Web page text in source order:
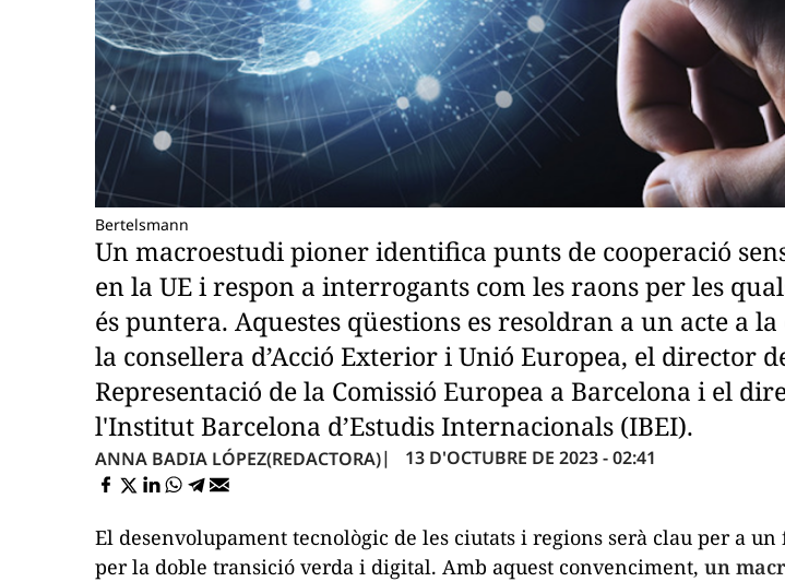
Bertelsmann
Un macroestudi pioner identifica punts de cooperació
en la UE i respon a interrogants com les raons per les
és puntera. Aquestes qüestions es resoldran a un acte a
la consellera d’Acció Exterior i Unió Europea, el director
Representació de la Comissió Europea a Barcelona i el
l'Institut Barcelona d’Estudis Internacionals (IBEI).
ANNA BADIA LÓPEZ(REDACTORA) 13 D'OCTUBRE DE 2023 - 02:41
El desenvolupament tecnològic de les ciutats i regions serà clau per a
per la doble transició verda i digital. Amb aquest convenciment, un